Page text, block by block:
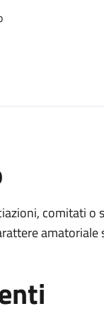
comitati
amatoriale